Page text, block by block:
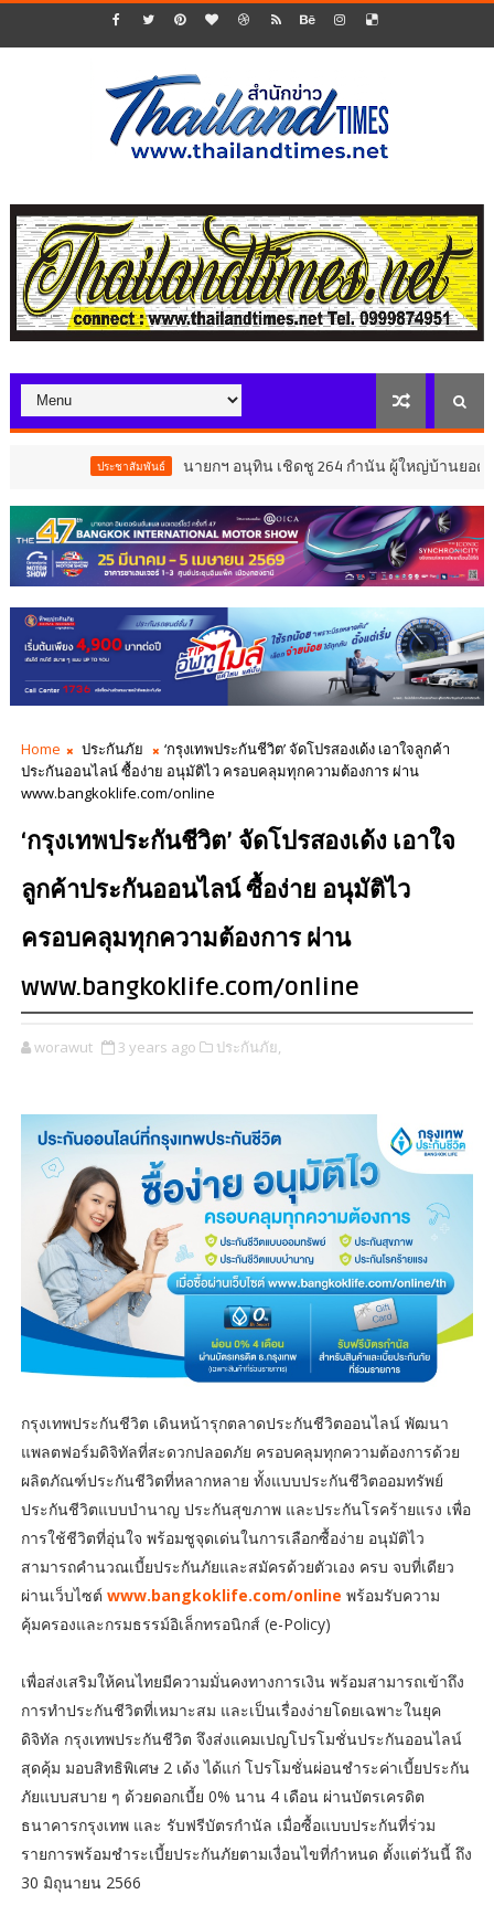
ประชาสัมพันธ์ นายกฯ อนุทิน เชิดชู 264 กำนัน ผู้ใหญ่บ้านยอดเยี่ยม ม
Home ประกันภัย
‘กรุงเทพประกันชีวิต’ จัดโปรสองเด้ง เอาใจลูกค้า
ประกันออนไลน์ ซื้อง่าย อนุมัติไว ครอบคลุมทุกความต้องการ ผ่าน
www.bangkoklife.com/online
‘กรุงเทพประกันชีวิต’ จัดโปรสองเด้ง เอาใจ
ลูกค้าประกันออนไลน์ ซื้อง่าย อนุมัติไว
ครอบคลุมทุกความต้องการ ผ่าน
www.bangkoklife.com/online
worawut 3 years ago ประกันภัย,
กรุงเทพประกันชีวิต เดินหน้ารุกตลาดประกันชีวิตออนไลน์ พัฒนา
แพลตฟอร์มดิจิทัลที่สะดวกปลอดภัย ครอบคลุมทุกความต้องการด้วย
ผลิตภัณฑ์ประกันชีวิตที่หลากหลาย ทั้งแบบประกันชีวิตออมทรัพย์
ประกันชีวิตแบบบำนาญ ประกันสุขภาพ และประกันโรคร้ายแรง เพื่อ
การใช้ชีวิตที่อุ่นใจ พร้อมชูจุดเด่นในการเลือกซื้อง่าย อนุมัติไว
สามารถคำนวณเบี้ยประกันภัยและสมัครด้วยตัวเอง ครบ จบที่เดียว
ผ่านเว็บไซต์ www.bangkoklife.com/online พร้อมรับความ
คุ้มครองและกรมธรรม์อิเล็กทรอนิกส์ (e-Policy)
เพื่อส่งเสริมให้คนไทยมีความมั่นคงทางการเงิน พร้อมสามารถเข้าถึง
การทำประกันชีวิตที่เหมาะสม และเป็นเรื่องง่ายโดยเฉพาะในยุค
ดิจิทัล กรุงเทพประกันชีวิต จึงส่งแคมเปญโปรโมชั่นประกันออนไลน์
สุดคุ้ม มอบสิทธิพิเศษ 2 เด้ง ได้แก่ โปรโมชั่นผ่อนชำระค่าเบี้ยประกัน
ภัยแบบสบาย ๆ ด้วยดอกเบี้ย 0% นาน 4 เดือน ผ่านบัตรเครดิต
ธนาคารกรุงเทพ และ รับฟรีบัตรกำนัล เมื่อซื้อแบบประกันที่ร่วม
รายการพร้อมชำระเบี้ยประกันภัยตามเงื่อนไขที่กำหนด ตั้งแต่วันนี้ ถึง
30 มิถุนายน 2566